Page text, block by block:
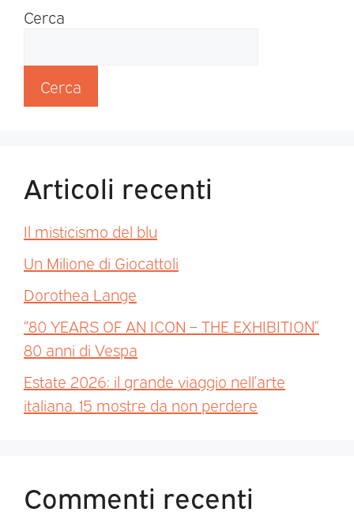
Cerca
Cerca
Articoli recenti
Il misticismo del blu
Un Milione di Giocattoli
Dorothea Lange
“80 YEARS OF AN ICON – THE EXHIBITION”
80 anni di Vespa
Estate 2026: il grande viaggio nell’arte
italiana. 15 mostre da non perdere
Commenti recenti